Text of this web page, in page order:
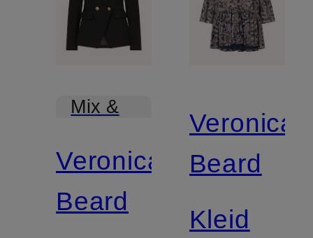
Mix &
Veronica
Beard
Veronica
Beard
Kleid